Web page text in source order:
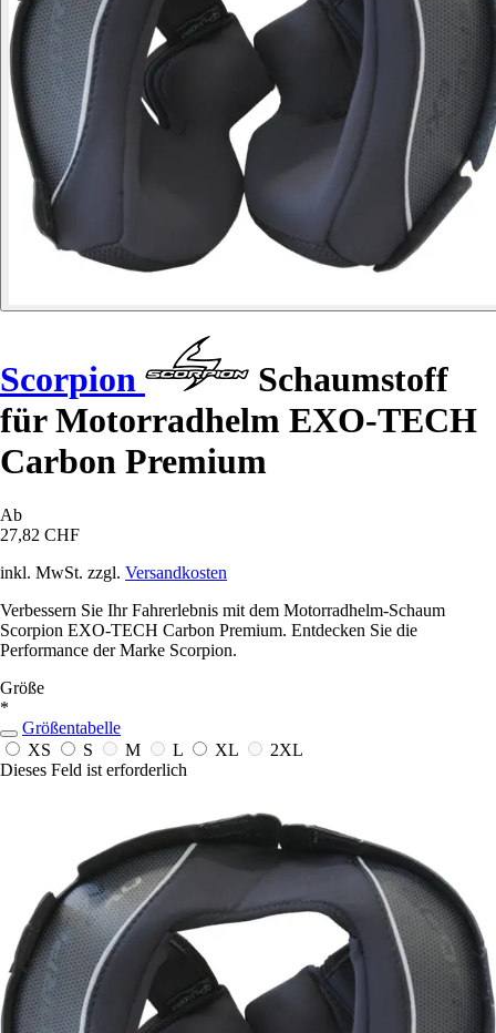
Scorpion
Schaumstoff
für Motorradhelm EXO-TECH
Carbon Premium
Ab
27,82 CHF
inkl. MwSt. zzgl. Versandkosten
Verbessern Sie Ihr Fahrerlebnis mit dem Motorradhelm-Schaum
Scorpion EXO-TECH Carbon Premium. Entdecken Sie die
Performance der Marke Scorpion.
Größe
*
Größentabelle
XS
S M L XL
2XL
Dieses Feld ist erforderlich